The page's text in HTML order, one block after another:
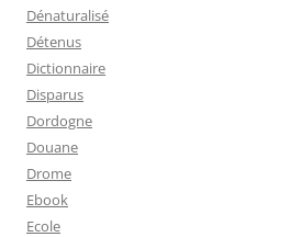
Dénaturalisé
Détenus
Dictionnaire
Disparus
Dordogne
Douane
Drome
Ebook
Ecole